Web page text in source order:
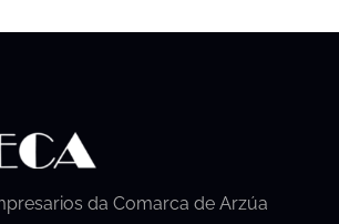
da Comarca de Arzúa